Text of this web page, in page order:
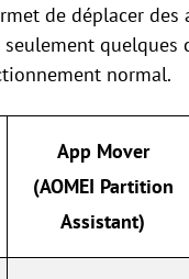
de déplacer
seulement quelques
normal.
App Mover
(AOMEI Partition
Assistant)